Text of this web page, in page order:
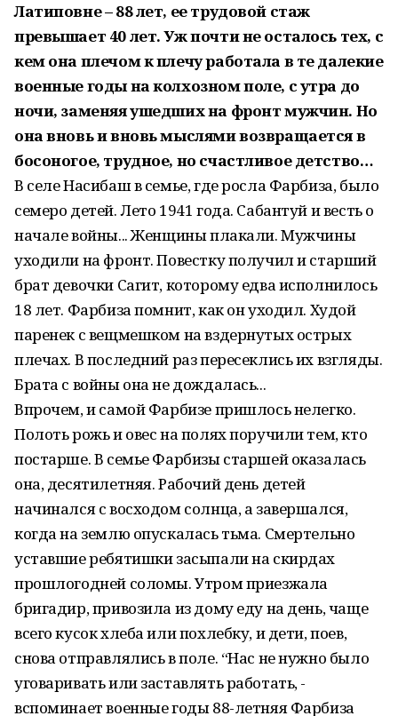
Латиповне – 88 лет, ее трудовой стаж
превышает 40 лет. Уж почти не осталось тех, с
кем она плечом к плечу работала в те далекие
военные годы на колхозном поле, с утра до
ночи, заменяя ушедших на фронт мужчин. Но
она вновь и вновь мыслями возвращается в
босоногое, трудное, но счастливое детство…
В селе Насибаш в семье, где росла Фарбиза, было
семеро детей. Лето 1941 года. Сабантуй и весть о
начале войны... Женщины плакали. Мужчины
уходили на фронт. Повестку получил и старший
брат девочки Сагит, которому едва исполнилось
18 лет. Фарбиза помнит, как он уходил. Худой
паренек с вещмешком на вздернутых острых
плечах. В последний раз пересеклись их взгляды.
Брата с войны она не дождалась...
Впрочем, и самой Фарбизе пришлось нелегко.
Полоть рожь и овес на полях поручили тем, кто
постарше. В семье Фарбизы старшей оказалась
она, десятилетняя. Рабочий день детей
начинался с восходом солнца, а завершался,
когда на землю опускалась тьма. Смертельно
уставшие ребятишки засыпали на скирдах
прошлогодней соломы. Утром приезжала
бригадир, привозила из дому еду на день, чаще
всего кусок хлеба или похлебку, и дети, поев,
снова отправлялись в поле. “Нас не нужно было
уговаривать или заставлять работать, -
вспоминает военные годы 88-летняя Фарбиза